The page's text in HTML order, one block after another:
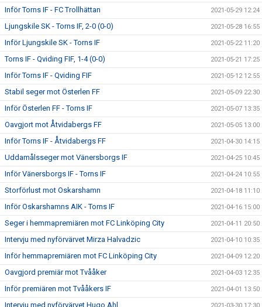
Inför Torns IF - FC Trollhättan 2021-05-29 12:24
Ljungskile SK - Torns IF, 2-0 (0-0) 2021-05-28 16:55
Inför Ljungskile SK - Torns IF 2021-05-22 11:20
Torns IF - Qviding FIF, 1-4 (0-0) 2021-05-21 17:25
Inför Torns IF - Qviding FIF 2021-05-12 12:55
Stabil seger mot Österlen FF 2021-05-09 22:30
Inför Österlen FF - Torns IF 2021-05-07 13:35
Oavgjort mot Åtvidabergs FF 2021-05-05 13:00
Inför Torns IF - Åtvidabergs FF 2021-04-30 14:15
Uddamålsseger mot Vänersborgs IF 2021-04-25 10:45
Inför Vänersborgs IF - Torns IF 2021-04-24 10:55
Storförlust mot Oskarshamn 2021-04-18 11:10
Inför Oskarshamns AIK - Torns IF 2021-04-16 15:00
Seger i hemmapremiären mot FC Linköping City 2021-04-11 20:50
Intervju med nyförvärvet Mirza Halvadzic 2021-04-10 10:35
Inför hemmapremiären mot FC Linköping City 2021-04-09 12:20
Oavgjord premiär mot Tvååker 2021-04-03 12:35
Inför premiären mot Tvååkers IF 2021-04-01 13:50
Intervju med nyförvärvet Hugo Ahl